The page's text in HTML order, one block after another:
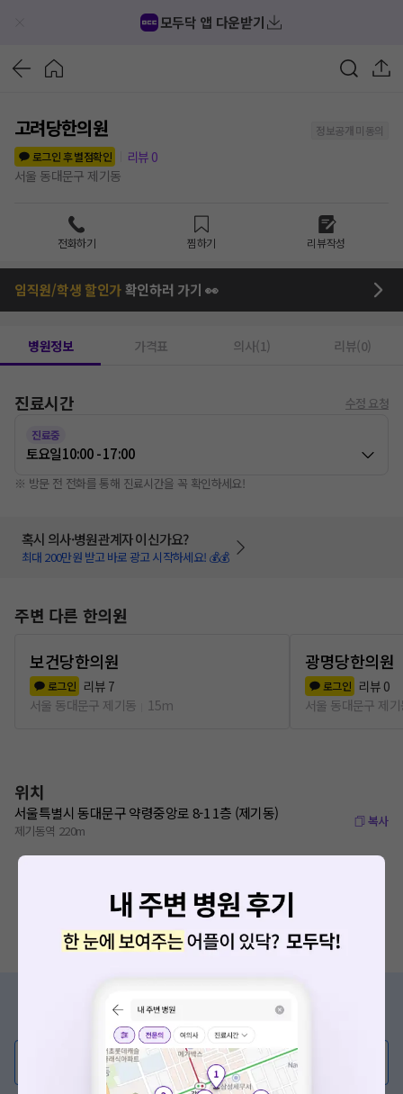
모두닥 앱 다운받기
고려당한의원
정보공개 미동의
로그인 후 별점확인
리뷰 0
서울 동대문구 제기동
전화하기 찜하기 리뷰작성
임직원/학생 할인가확인하러 가기 👀
병원정보 가격표 의사(1) 리뷰(0)
진료시간 수정 요청
진료중
토요일10:00 - 17:00
※ 방문 전 전화를 통해 진료시간을 꼭 확인하세요!
혹시 의사·병원관계자 이신가요?
최대 200만원 받고 바로 광고 시작하세요! 💰💰
주변 다른 한의원
보건당한의원
로그인 리뷰 7
서울 동대문구 제기동
15m
광명당한의원
로그인 리뷰 0
서울 동대문구 제
위치
서울특별시 동대문구 약령중앙로 8-1 1층 (제기동)
제기동역 220m
복사
증상/치료, 궁금한 점이 있나요?
의사가 직접 답해드려요!
💬 무엇이든 물어보세요